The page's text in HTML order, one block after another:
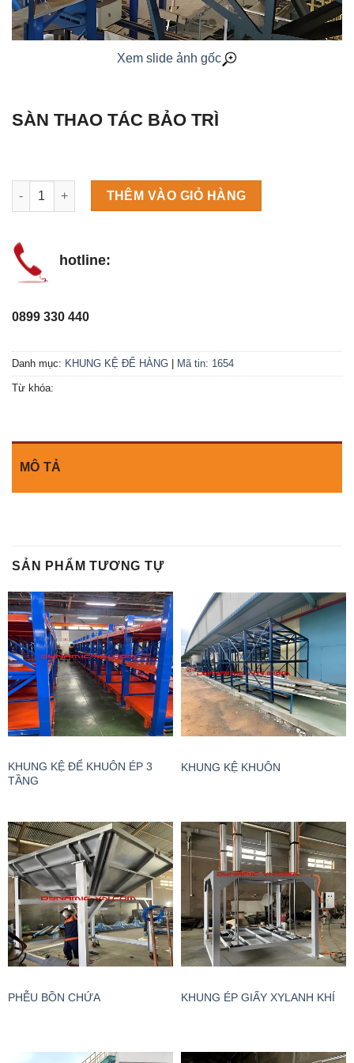
Xem slide ảnh gốc
SÀN THAO TÁC BẢO TRÌ
Máy làm đá viên Scotsman NW458AS số lượng
THÊM VÀO GIỎ HÀNG
hotline:
0899 330 440
Danh mục: KHUNG KỆ ĐỂ HÀNG | Mã tin: 1654
Từ khóa:
MÔ TẢ
SẢN PHẨM TƯƠNG TỰ
KHUNG KỆ ĐỂ KHUÔN ÉP 3
TẦNG
KHUNG KỆ KHUÔN
PHỄU BỒN CHỨA KHUNG ÉP GIẤY XYLANH KHÍ